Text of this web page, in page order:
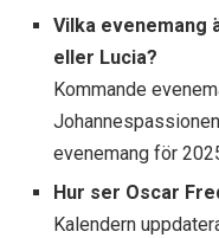
Vilka evenemang
eller Lucia?
Kommande
evenemang för
Hur ser Oscar
Kalendern